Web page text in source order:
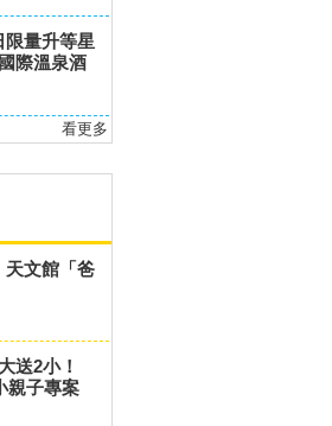
限量升等星
際溫泉酒
看更多
天文館「爸
送2小！
親子專案